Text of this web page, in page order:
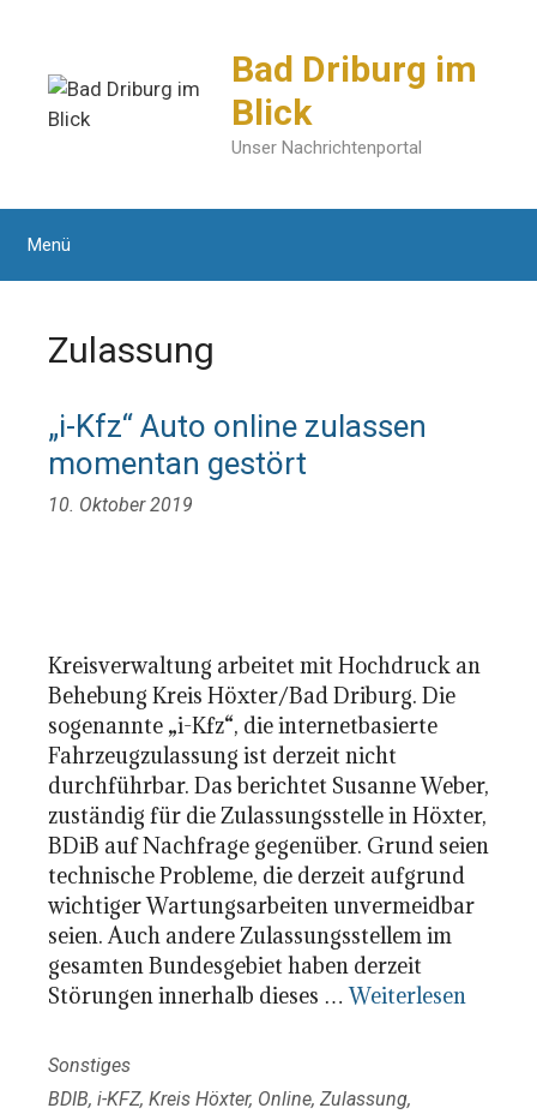
springen
Bad Driburg im
Blick
Unser Nachrichtenportal
Menü
Zulassung
„i-Kfz“ Auto online zulassen
momentan gestört
10. Oktober 2019
Kreisverwaltung arbeitet mit Hochdruck an
Behebung Kreis Höxter/Bad Driburg. Die
sogenannte „i-Kfz“, die internetbasierte
Fahrzeugzulassung ist derzeit nicht
durchführbar. Das berichtet Susanne Weber,
zuständig für die Zulassungsstelle in Höxter,
BDiB auf Nachfrage gegenüber. Grund seien
technische Probleme, die derzeit aufgrund
wichtiger Wartungsarbeiten unvermeidbar
seien. Auch andere Zulassungsstellem im
gesamten Bundesgebiet haben derzeit
Störungen innerhalb dieses …Weiterlesen
Kategorien
Sonstiges
Schlagwörter
BDIB, i-KFZ, Kreis Höxter, Online, Zulassung,